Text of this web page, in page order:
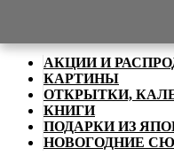
АКЦИИ И
КАРТИНЫ
ОТКРЫТКИ,
КНИГИ
ПОДАРКИ ИЗ
НОВОГОДНИЕ